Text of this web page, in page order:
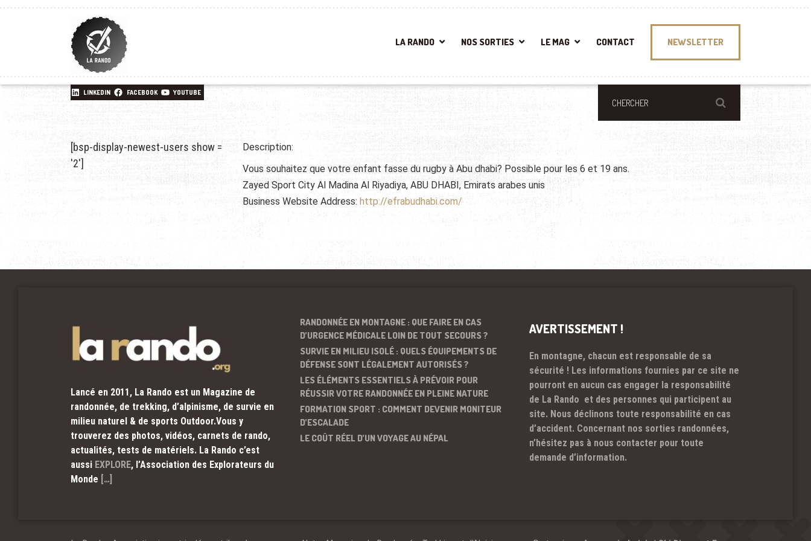
LA RANDO NOS SORTIES LE MAG CONTACT NEWSLETTER
LINKEDIN FACEBOOK YOUTUBE
Description:
Vous souhaitez que votre enfant fasse du rugby à Abu dhabi? Possible pour les 6 et 19 ans.
Zayed Sport City Al Madina Al Riyadiya, ABU DHABI, Emirats arabes unis
Business Website Address: http://efrabudhabi.com/
[bsp-display-newest-users show =
'2']
Lancé en 2011, La Rando est un Magazine de
randonnée, de trekking, d’alpinisme, de survie en
milieu naturel & de sports Outdoor.Vous y
trouverez des photos, vidéos, carnets de rando,
actualités, tests de matériels. La Rando c’est
aussi EXPLORE, l’Association des Explorateurs du
Monde […]
RANDONNÉE EN MONTAGNE : QUE FAIRE EN CAS
D’URGENCE MÉDICALE LOIN DE TOUT SECOURS ?
SURVIE EN MILIEU ISOLÉ : QUELS ÉQUIPEMENTS DE
DÉFENSE SONT LÉGALEMENT AUTORISÉS ?
LES ÉLÉMENTS ESSENTIELS À PRÉVOIR POUR
RÉUSSIR VOTRE RANDONNÉE EN PLEINE NATURE
FORMATION SPORT : COMMENT DEVENIR MONITEUR
D’ESCALADE
LE COÛT RÉEL D’UN VOYAGE AU NÉPAL
AVERTISSEMENT !
En montagne, chacun est responsable de sa
sécurité ! Les informations fournies par ce site ne
pourront en aucun cas engager la responsabilité
de La Rando et des personnes qui participent au
site. Nous déclinons toute responsabilité en cas
d’accident. Concernant nos sorties randonnées,
n’hésitez pas à nous contacter pour toute
demande d’information.